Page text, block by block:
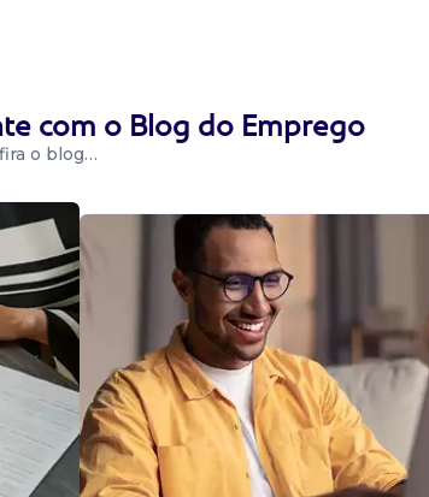
iam para
e segurança
implementar
Física
com o Blog do Emprego
o blog…